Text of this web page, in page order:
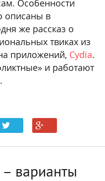
Особенности
описаны в
же рассказ о
твиках из
приложений, Cydia.
и работают
варианты